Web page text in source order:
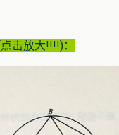
击放大!!!!)：